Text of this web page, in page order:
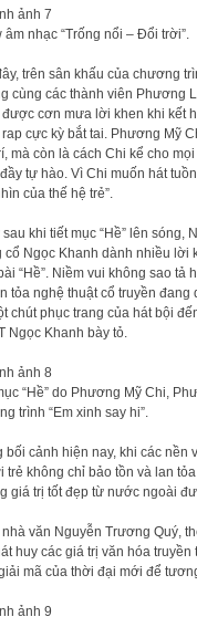
âm nhạc “Trống nổi – Đổi trời”.
trên sân khấu của chương
cùng các thành viên Phương
cơn mưa lời khen khi kết
cực kỳ bắt tai. Phương Mỹ
mà còn là cách Chi kể cho
tự hào. Vì Chi muốn hát
của thế hệ trẻ”.
sau khi tiết mục “Hề” lên
cổ Ngọc Khanh dành nhiều lời
“Hề”. Niềm vui không sao
tỏa nghệ thuật cổ truyền
chút phục trang của hát bội
Ngọc Khanh bày tỏ.
“Hề” do Phương Mỹ Chi,
trình “Em xinh say hi”.
bối cảnh hiện nay, khi các nền
trẻ không chỉ bảo tồn và lan
giá trị tốt đẹp từ nước ngoài
văn Nguyễn Trương Quý,
huy các giá trị văn hóa
mã của thời đại mới để